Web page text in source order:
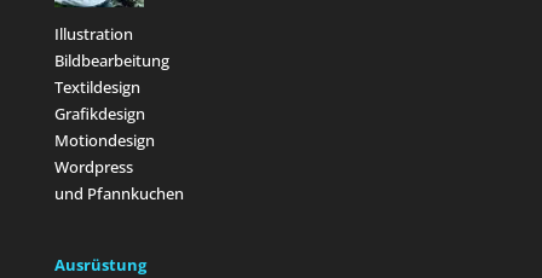
Illustration
Bildbearbeitung
Textildesign
Grafikdesign
Motiondesign
Wordpress
und Pfannkuchen
Ausrüstung